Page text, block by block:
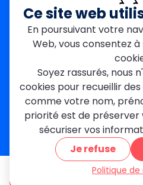
Seine-Saint-Denis
Garges-lès-Gonesse
Val-de-Marne
Dourdan
Mantes-la-Jolie
Créteil
Seine-et-Marne
Contact
01 84 24 42 80
contact@metallerie-
46 bis Av. du Maine, 75015
Devis gratuit
Ce site web
En poursuivant votre
Web, vous consentez
Soyez rassurés, nous
cookies pour recueillir
comme votre nom,
priorité est de
sécuriser vos
Je refuse
Politique de